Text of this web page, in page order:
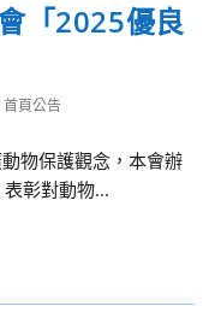
「2025優良
首頁公告
物保護觀念，本會辦
彰對動物...